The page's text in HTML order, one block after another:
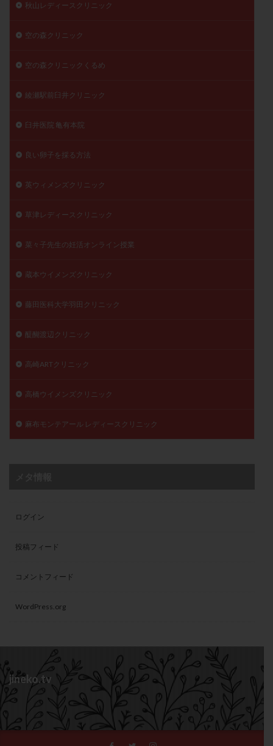
秋山レディースクリニック
空の森クリニック
空の森クリニックくるめ
綾瀬駅前臼井クリニック
臼井医院 亀有本院
良い卵子を採る方法
英ウィメンズクリニック
草津レディースクリニック
菜々子先生の妊活オンライン授業
蔵本ウイメンズクリニック
藤田医科大学羽田クリニック
醍醐渡辺クリニック
高崎ARTクリニック
高橋ウイメンズクリニック
麻布モンテアール レディースクリニック
ログイン
投稿フィード
コメントフィード
WordPress.org
jineko.tv